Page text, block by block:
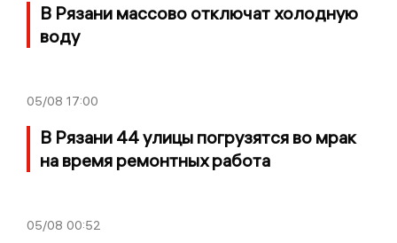
В Рязани массово отключат холодную
воду
05/08 17:00
В Рязани 44 улицы погрузятся во мрак
на время ремонтных работа
05/08 00:52